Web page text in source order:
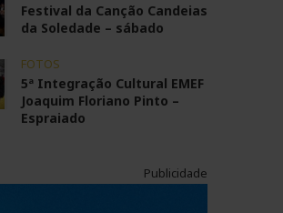
Festival da Canção Candeias
da Soledade – sábado
FOTOS
5ª Integração Cultural EMEF
Joaquim Floriano Pinto –
Espraiado
Publicidade